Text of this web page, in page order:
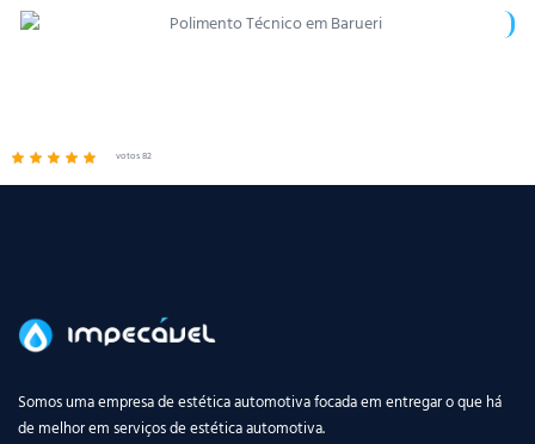
votos 82
Somos uma empresa de estética automotiva focada em entregar o que há
de melhor em serviços de estética automotiva.